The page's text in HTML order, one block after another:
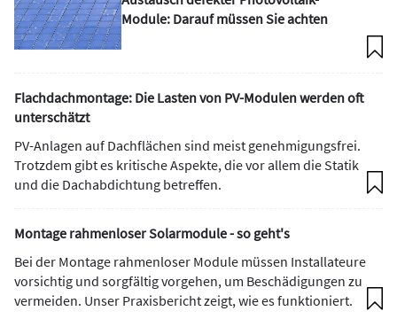
Module: Darauf müssen Sie achten
Flachdachmontage: Die Lasten von PV-Modulen werden oft
unterschätzt
PV-Anlagen auf Dachflächen sind meist genehmigungsfrei.
Trotzdem gibt es kritische Aspekte, die vor allem die Statik
und die Dachabdichtung betreffen.
Montage rahmenloser Solarmodule - so geht's
Bei der Montage rahmenloser Module müssen Installateure
vorsichtig und sorgfältig vorgehen, um Beschädigungen zu
vermeiden. Unser Praxisbericht zeigt, wie es funktioniert.